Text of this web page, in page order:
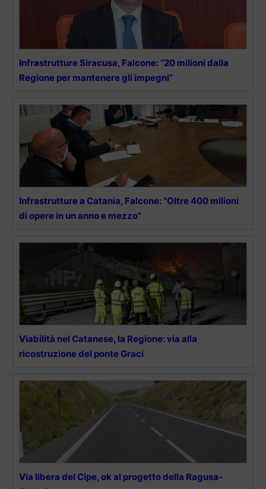
Infrastrutture Siracusa, Falcone: “20 milioni dalla
Regione per mantenere gli impegni”
Infrastrutture a Catania, Falcone: “Oltre 400 milioni
di opere in un anno e mezzo”
Viabilità nel Catanese, la Regione: via alla
ricostruzione del ponte Graci
Via libera del Cipe, ok al progetto della Ragusa-